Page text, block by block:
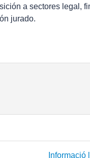
a sectores legal,
jurado.
Informació